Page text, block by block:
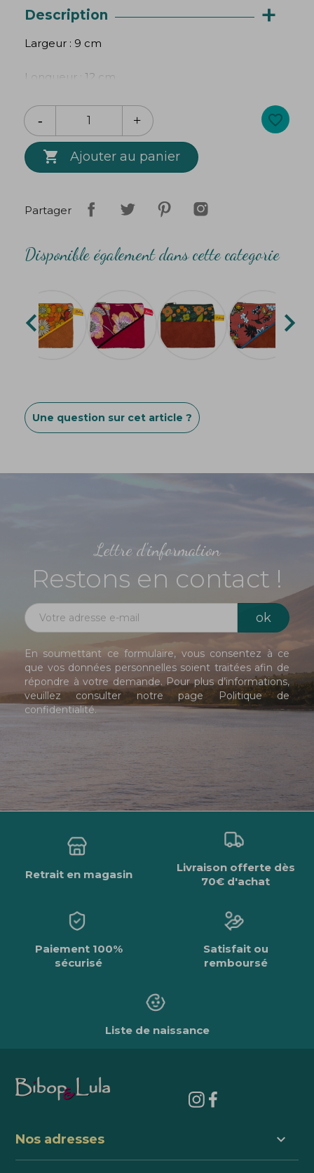
Description +
Largeur : 9 cm
Longueur : 12 cm
Ce produit ne contient pas de cuir.
lavable en machine à 30°
 Ajouter au panier
favorite_border
Partager
Disponible également dans cette categorie
 
Une question sur cet article ?
Lettre d'information
Restons en contact !
En soumettant ce formulaire, vous consentez à ce
que vos données personnelles soient traitées afin de
répondre à votre demande. Pour plus d’informations,
veuillez consulter notre page Politique de
confidentialité.
Retrait en magasin
Livraison offerte dès
70€ d'achat
Paiement 100%
sécurisé
Satisfait ou
remboursé
Liste de naissance
Nos adresses keyboard_arrow_down